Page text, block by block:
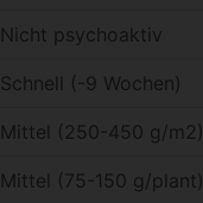
Nicht psychoaktiv
Schnell (-9 Wochen)
Mittel (250-450 g/m2)
Mittel (75-150 g/plant)